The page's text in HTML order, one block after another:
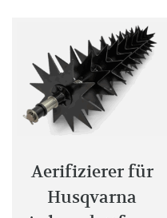
Aerifizierer für
Husqvarna